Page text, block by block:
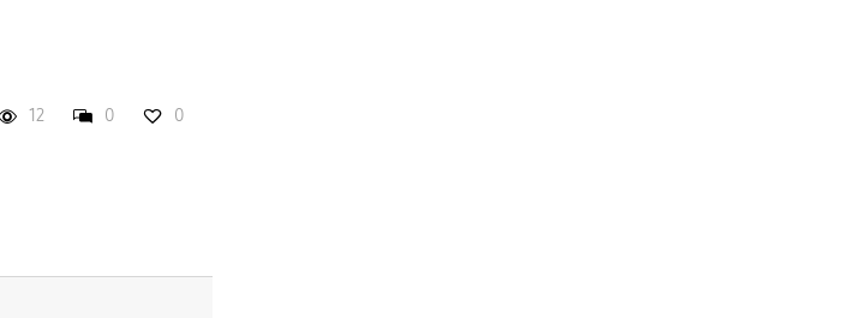
12 0 0